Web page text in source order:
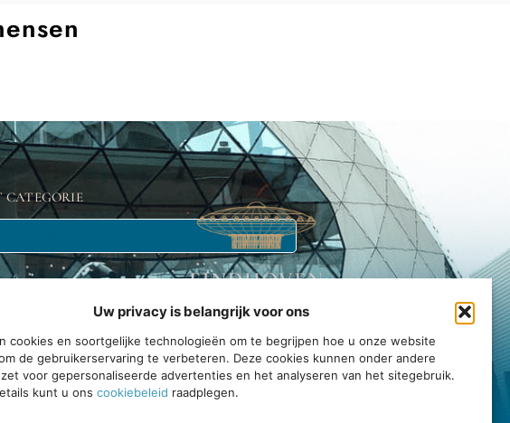
Uw privacy is belangrijk voor ons
cookies en soortgelijke technologieën om te begrijpen hoe u onze website
de gebruikerservaring te verbeteren. Deze cookies kunnen onder andere
voor gepersonaliseerde advertenties en het analyseren van het sitegebruik.
kunt u ons cookiebeleid raadplegen.
CATEGORIE
Ontdek, ervaar, en geniet van alles wat deze bruisende gemeenschap te
bieden heeft.